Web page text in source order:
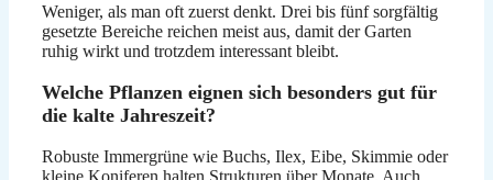
Weniger, als man oft zuerst denkt. Drei bis fünf sorgfältig
gesetzte Bereiche reichen meist aus, damit der Garten
ruhig wirkt und trotzdem interessant bleibt.
Welche Pflanzen eignen sich besonders gut für
die kalte Jahreszeit?
Robuste Immergrüne wie Buchs, Ilex, Eibe, Skimmie oder
kleine Koniferen halten Strukturen über Monate. Auch